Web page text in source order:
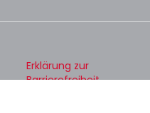
Erklärung zur
Barrierefreiheit